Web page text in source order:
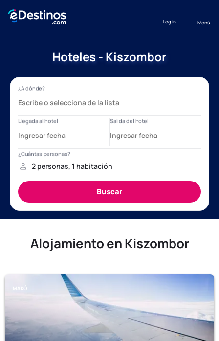
Menú
Log in
Hoteles - Kiszombor
Alojamiento en Kiszombor
MAKÓ